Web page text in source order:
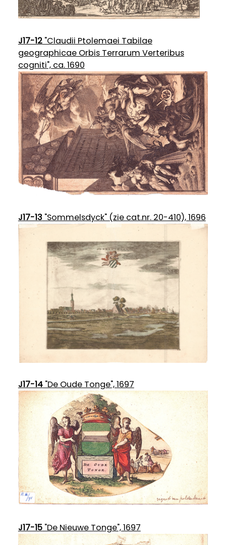
J17-12"Claudii Ptolemaei Tabilae
geographicae Orbis Terrarum Verteribus
cogniti", ca. 1690
J17-13"Sommelsdyck" (zie cat.nr. 20-410), 1696
J17-14"De Oude Tonge", 1697
J17-15"De Nieuwe Tonge", 1697